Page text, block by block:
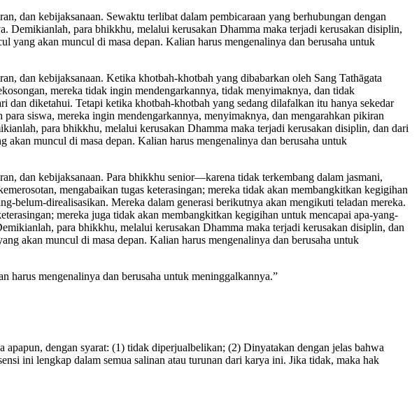
dan kebijaksanaan. Sewaktu terlibat dalam pembicaraan yang berhubungan dengan
Demikianlah, para bhikkhu, melalui kerusakan Dhamma maka terjadi kerusakan disiplin,
yang akan muncul di masa depan. Kalian harus mengenalinya dan berusaha untuk
dan kebijaksanaan. Ketika khotbah-khotbah yang dibabarkan oleh Sang Tathāgata
mereka tidak ingin mendengarkannya, tidak menyimaknya, dan tidak
diketahui. Tetapi ketika khotbah-khotbah yang sedang dilafalkan itu hanya sekedar
siswa, mereka ingin mendengarkannya, menyimaknya, dan mengarahkan pikiran
para bhikkhu, melalui kerusakan Dhamma maka terjadi kerusakan disiplin, dan dari
muncul di masa depan. Kalian harus mengenalinya dan berusaha untuk
dan kebijaksanaan. Para bhikkhu senior—karena tidak terkembang dalam jasmani,
mengabaikan tugas keterasingan; mereka tidak akan membangkitkan kegigihan
belum-direalisasikan. Mereka dalam generasi berikutnya akan mengikuti teladan mereka.
mereka juga tidak akan membangkitkan kegigihan untuk mencapai apa-yang-
para bhikkhu, melalui kerusakan Dhamma maka terjadi kerusakan disiplin, dan
akan muncul di masa depan. Kalian harus mengenalinya dan berusaha untuk
harus mengenalinya dan berusaha untuk meninggalkannya.”
dengan syarat: (1) tidak diperjualbelikan; (2) Dinyatakan dengan jelas bahwa
ini lengkap dalam semua salinan atau turunan dari karya ini. Jika tidak, maka hak